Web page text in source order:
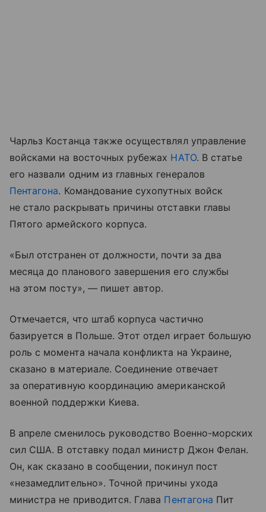
Чарльз Костанца также осуществлял управление
войсками на восточных рубежах НАТО. В статье
его назвали одним из главных генералов
Пентагона. Командование сухопутных войск
не стало раскрывать причины отставки главы
Пятого армейского корпуса.
«Был отстранен от должности, почти за два
месяца до планового завершения его службы
на этом посту», — пишет автор.
Отмечается, что штаб корпуса частично
базируется в Польше. Этот отдел играет большую
роль с момента начала конфликта на Украине,
сказано в материале. Соединение отвечает
за оперативную координацию американской
военной поддержки Киева.
В апреле сменилось руководство Военно-морских
сил США. В отставку подал министр Джон Фелан.
Он, как сказано в сообщении, покинул пост
«незамедлительно». Точной причины ухода
министра не приводится. Глава Пентагона Пит